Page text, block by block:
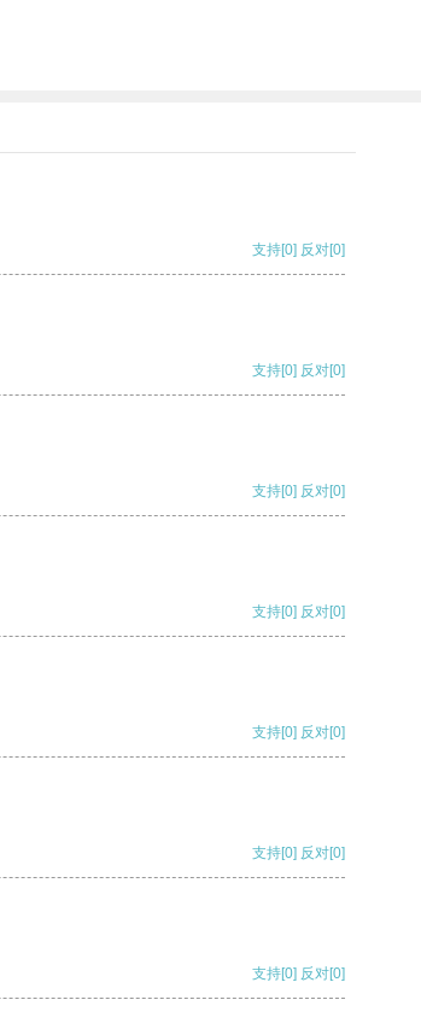
支持[0] 反对[0]
支持[0] 反对[0]
支持[0] 反对[0]
支持[0] 反对[0]
支持[0] 反对[0]
支持[0] 反对[0]
支持[0] 反对[0]